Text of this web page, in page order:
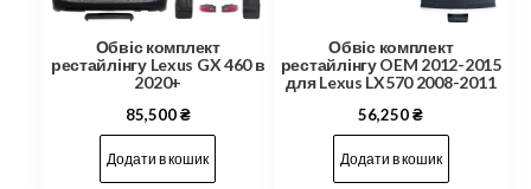
Обвіс комплект
рестайлінгу Lexus GX 460 в
2020+
85,500₴
Додати в кошик
Обвіс комплект
рестайлінгу OEM 2012-2015
для Lexus LX570 2008-2011
56,250₴
Додати в кошик